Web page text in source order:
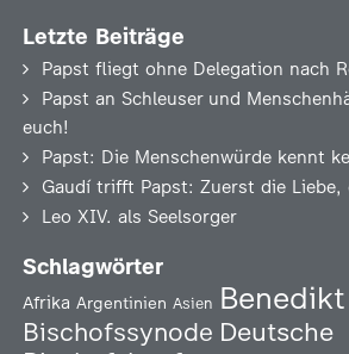
Letzte Beiträge
Papst fliegt ohne Delegation nach
Papst an Schleuser und
euch!
Papst: Die Menschenwürde kennt
Gaudí trifft Papst: Zuerst die Liebe,
Leo XIV. als Seelsorger
Schlagwörter
Afrika Argentinien Asien
Bischofssynode Deutsche